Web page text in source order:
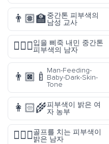
👨🏽‍🏫중간톤 피부색의
남성 교사
🙎🏽‍♂️입을 삐죽 내민 중간톤
피부색의 남자
👨🏿‍🍼
Man-Feeding-
Baby-Dark-Skin-
Tone
👩🏻‍🌾피부색이 밝은 여
자 농부
🏌🏻‍♂️골프를 치는 피부색이
밝은 남자